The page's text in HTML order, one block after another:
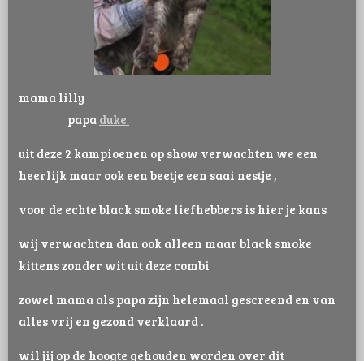
mama lilly
papa duke
uit deze 2 kampioenen op show verwachten we een
heerlijk maar ook een beetje een saai nestje ,
voor de echte black smoke liefhebbers is hier je kans
wij verwachten dan ook alleen maar black smoke
kittens zonder wit uit deze combi
zowel mama als papa zijn helemaal gescreend en van
alles vrij en gezond verklaard .
wil jij op de hoogte gehouden worden over dit